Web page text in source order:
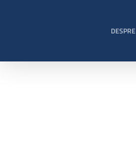
DESPRE